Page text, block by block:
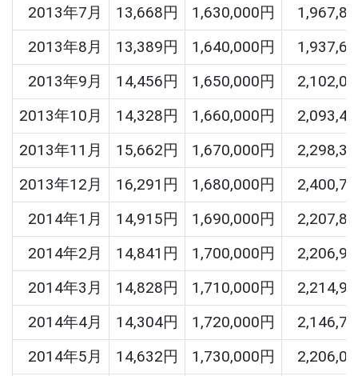
2013年7月
13,668円 1,630,000円
2013年8月
13,389円 1,640,000円
2013年9月
14,456円 1,650,000円
2013年10月
14,328円 1,660,000円
2013年11月
15,662円 1,670,000円
2013年12月
16,291円 1,680,000円
2014年1月
14,915円 1,690,000円
2014年2月
14,841円 1,700,000円
2014年3月
14,828円 1,710,000円
2014年4月
14,304円 1,720,000円
2014年5月
14,632円 1,730,000円